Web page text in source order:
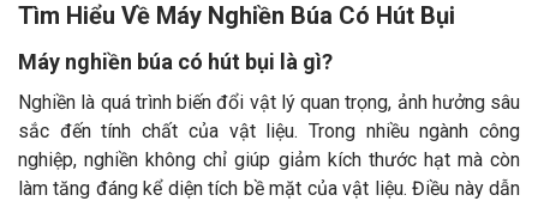
Tìm Hiểu Về Máy Nghiền Búa Có Hút Bụi
Máy nghiền búa có hút bụi là gì?
Nghiền là quá trình biến đổi vật lý quan trọng, ảnh hưởng sâu
sắc đến tính chất của vật liệu. Trong nhiều ngành công
nghiệp, nghiền không chỉ giúp giảm kích thước hạt mà còn
làm tăng đáng kể diện tích bề mặt của vật liệu. Điều này dẫn